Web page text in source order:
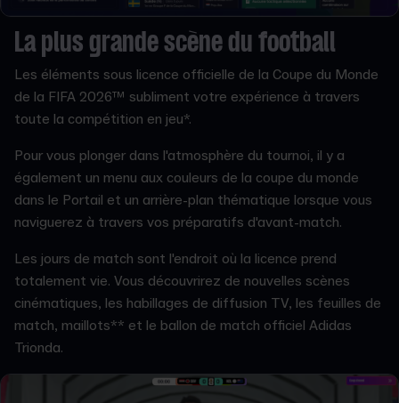
La plus grande scène du football
Les éléments sous licence officielle de la Coupe du Monde
de la FIFA 2026™ subliment votre expérience à travers
toute la compétition en jeu*.
Pour vous plonger dans l'atmosphère du tournoi, il y a
également un menu aux couleurs de la coupe du monde
dans le Portail et un arrière-plan thématique lorsque vous
naviguerez à travers vos préparatifs d'avant-match.
Les jours de match sont l'endroit où la licence prend
totalement vie. Vous découvrirez de nouvelles scènes
cinématiques, les habillages de diffusion TV, les feuilles de
match, maillots** et le ballon de match officiel Adidas
Trionda.